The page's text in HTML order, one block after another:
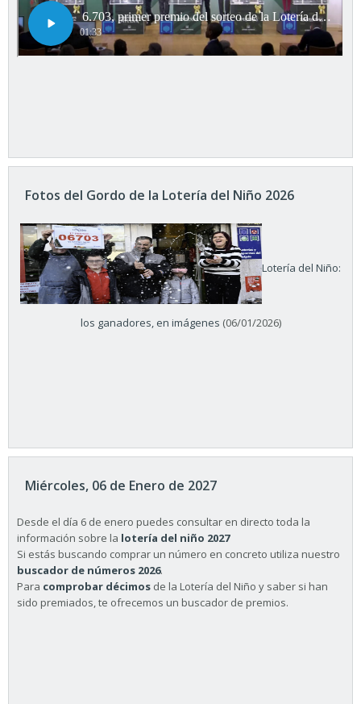
Fotos del Gordo de la Lotería del Niño 2026
Lotería del Niño:
los ganadores, en imágenes (06/01/2026)
Miércoles, 06 de Enero de 2027
Desde el día 6 de enero puedes consultar en directo toda la
información sobre la lotería del niño 2027
Si estás buscando comprar un número en concreto utiliza nuestro
buscador de números 2026.
Para comprobar décimos de la Lotería del Niño y saber si han
sido premiados, te ofrecemos un buscador de premios.